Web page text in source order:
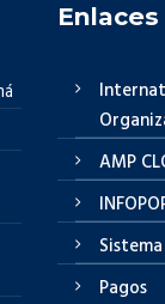
AMP
Pagos